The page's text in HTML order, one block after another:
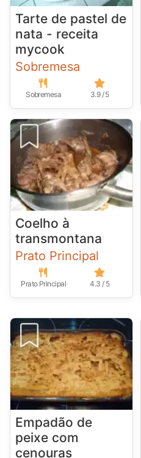
Tarte de pastel de
nata - receita
mycook
Sobremesa
Sobremesa 3.9 / 5
Coelho à
transmontana
Prato Principal
Prato Principal 4.3 / 5
Empadão de
peixe com
cenouras